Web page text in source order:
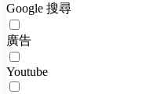
Google 搜尋
廣告
Youtube